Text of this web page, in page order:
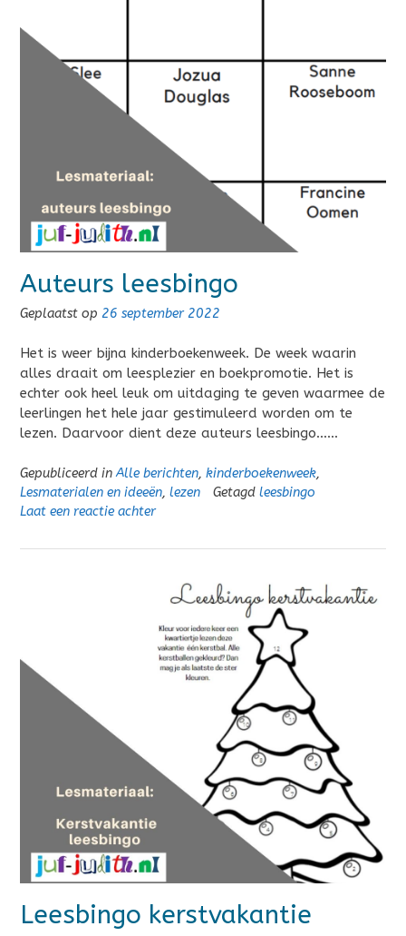
Auteurs leesbingo
Geplaatst op 26 september 2022
Het is weer bijna kinderboekenweek. De week waarin
alles draait om leesplezier en boekpromotie. Het is
echter ook heel leuk om uitdaging te geven waarmee de
leerlingen het hele jaar gestimuleerd worden om te
lezen. Daarvoor dient deze auteurs leesbingo……
Gepubliceerd inAlle berichten, kinderboekenweek,
Lesmaterialen en ideeën, lezen Getagd leesbingo
Laat een reactie achter
Leesbingo kerstvakantie